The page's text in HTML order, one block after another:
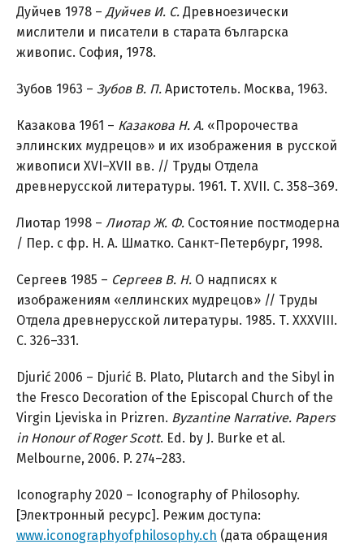
Дуйчев 1978 – Дуйчев И. С. Древноезически
мислители и писатели в старата българска
живопис. София, 1978.
Зубов 1963 – Зубов В. П. Аристотель. Москва, 1963.
Казакова 1961 – Казакова Н. А. «Пророчества
эллинских мудрецов» и их изображения в русской
живописи XVI–XVII вв. // Труды Отдела
древнерусской литературы. 1961. Т. XVII. С. 358–369.
Лиотар 1998 – Лиотар Ж. Ф. Состояние постмодерна
/ Пер. с фр. Н. А. Шматко. Санкт-Петербург, 1998.
Сергеев 1985 – Сергеев В. Н. О надписях к
изображениям «еллинских мудрецов» // Труды
Отдела древнерусской литературы. 1985. Т. XXXVIII.
C. 326–331.
Djurić 2006 – Djurić B. Plato, Plutarch and the Sibyl in
the Fresco Decoration of the Episcopal Church of the
Virgin Ljeviska in Prizren. Byzantine Narrative. Papers
in Honour of Roger Scott. Ed. by J. Burke et al.
Melbourne, 2006. P. 274–283.
Iconography 2020 – Iconography of Philosophy.
[Электронный ресурс]. Режим доступа:
www.iconographyofphilosophy.ch (дата обращения